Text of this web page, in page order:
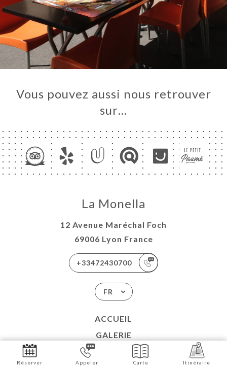
Vous pouvez aussi nous retrouver
sur…
La Monella
12 Avenue Maréchal Foch
69006 Lyon France
+33472430700
FR
ACCUEIL
GALERIE
Réserver Appeler Carte Itinéraire